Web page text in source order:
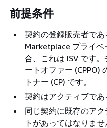
前提条件
契約の登録販売者であ
Marketplace プライベ
合、これは ISV です
ートオファー (CPPO)
トナー (CP) です。
契約はアクティブであ
同じ契約に既存のア
トがあってはなりませ